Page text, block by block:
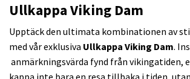
Ullkappa Viking Dam
Upptäck den ultimata kombinationen av
med vår exklusiva Ullkappa Viking Dam.
anmärkningsvärda fynd från vikingatiden,
kappa inte bara en resa tillbaka i tiden,